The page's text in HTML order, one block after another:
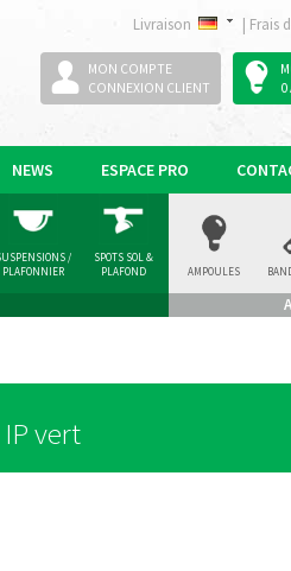
Livraison | Frais
MON COMPTE
CONNEXION CLIENT
0
NEWS ESPACE PRO
/
PLAFONNIER
SPOTS SOL &
PLAFOND
AMPOULES
vert